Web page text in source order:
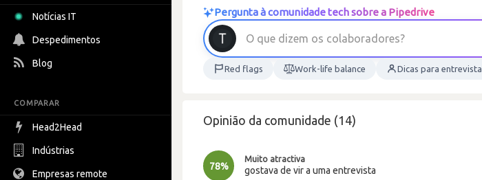
Notícias IT
Despedimentos
Blog
COMPARAR
Head2Head
Indústrias
Empresas remote
Pergunta à comunidade tech sobre a Pipedrive
O que d izem os colaborad ores?
Red flags Work-life balance Dicas para entrevista
Opinião da comunidade (14)
78%
Muito atractiva
gostava de vir a uma entrevista